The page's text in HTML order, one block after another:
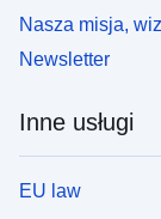
(plan
PSS
najwyższym
powodzi niższej
Nasza misja,
Newsletter
Inne usługi
EU law